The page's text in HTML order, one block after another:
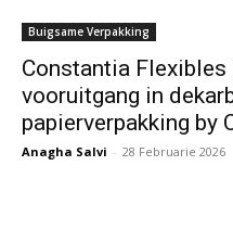
Buigsame Verpakking
Constantia
vooruitgang in
papierverpakking by
Anagha Salvi - 28 Februarie 2026